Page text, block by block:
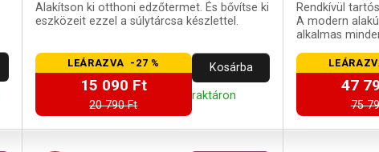
Alakítson ki otthoni edzőtermet. És bővítse ki
eszközeit ezzel a súlytárcsa készlettel.
LEÁRAZVA -27 %
15 090 Ft
20 790 Ft
Kosárba
raktáron
Rendkívül
A modern
alkalmas
47
75